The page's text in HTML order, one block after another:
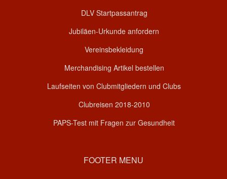
DLV Startpassantrag
Jubiläen-Urkunde anfordern
Vereinsbekleidung
Merchandising Artikel bestellen
Laufseiten von Clubmitgliedern und Clubs
Clubreisen 2018-2010
PAPS-Test mit Fragen zur Gesundheit
FOOTER MENU